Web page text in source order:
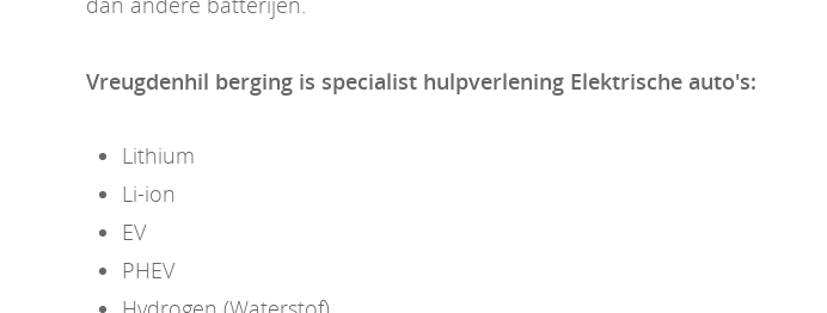
Vreugdenhil berging is specialist hulpverlening Elektrische auto's:
Lithium
Li-ion
EV
PHEV